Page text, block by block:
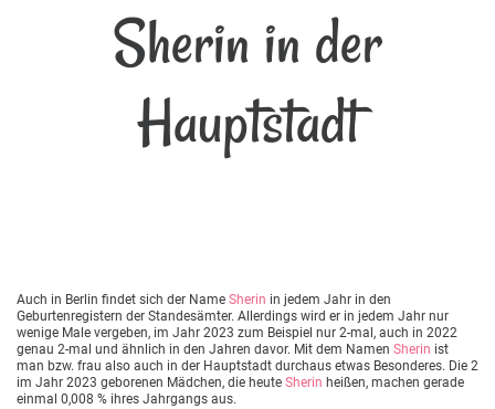
Sherin in der
Hauptstadt
Auch in Berlin findet sich der Name Sherin in jedem Jahr in den
Geburtenregistern der Standesämter. Allerdings wird er in jedem Jahr nur
wenige Male vergeben, im Jahr 2023 zum Beispiel nur 2-mal, auch in 2022
genau 2-mal und ähnlich in den Jahren davor. Mit dem Namen Sherin ist
man bzw. frau also auch in der Hauptstadt durchaus etwas Besonderes. Die 2
im Jahr 2023 geborenen Mädchen, die heute Sherin heißen, machen gerade
einmal 0,008 % ihres Jahrgangs aus.